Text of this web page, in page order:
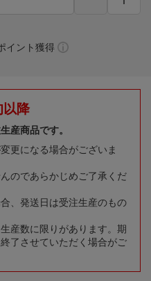
イント獲得
以降
産商品です。
更になる場合がございま
のであらかじめご了承くだ
、発送日は受注生産のもの
産数に限りがあります。期
了させていただく場合がご